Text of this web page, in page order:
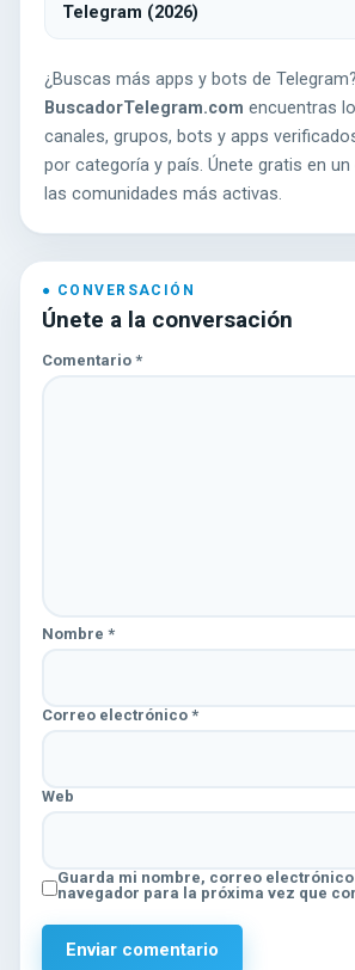
Telegram (2026)
¿Buscas más apps y bots de
BuscadorTelegram.com encuentras
canales, grupos, bots y apps
por categoría y país. Únete gratis en
las comunidades más activas.
Únete a la conversación
Comentario *
Nombre *
Correo electrónico *
Web
Guarda mi nombre, correo electrónico
navegador para la próxima vez que